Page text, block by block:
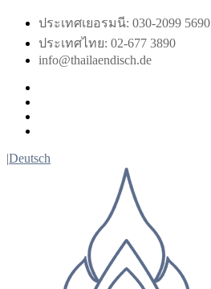
Skip
content
ประเทศเยอรมนี: 030-2099 5690
ประเทศไทย: 02-677 3890
info@thailaendisch.de
|Deutsch